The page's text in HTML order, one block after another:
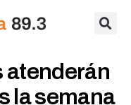
atenderán
la semana